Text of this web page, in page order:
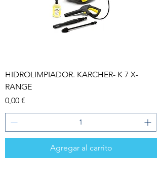
HIDROLIMPIADOR. KARCHER- K 7 X-
RANGE
Precio
0,00 €
Agregar al carrito